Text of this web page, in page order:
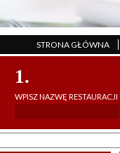
STRONA GŁÓWNA
1.
WPISZ NAZWĘ RESTAURACJI